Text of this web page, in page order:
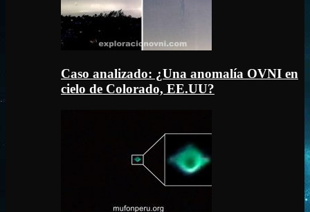
Caso analizado: ¿Una anomalía OVNI en
cielo de Colorado, EE.UU?